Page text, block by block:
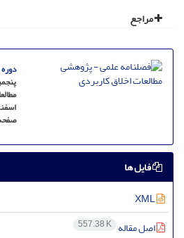
مراجع
دوره 19، شماره 5 - شماره پیاپی 74
اسفند
فایل ها
اصل مقاله 557.38 K